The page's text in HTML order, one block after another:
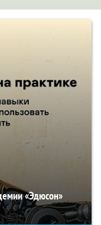
«Эдюсон»